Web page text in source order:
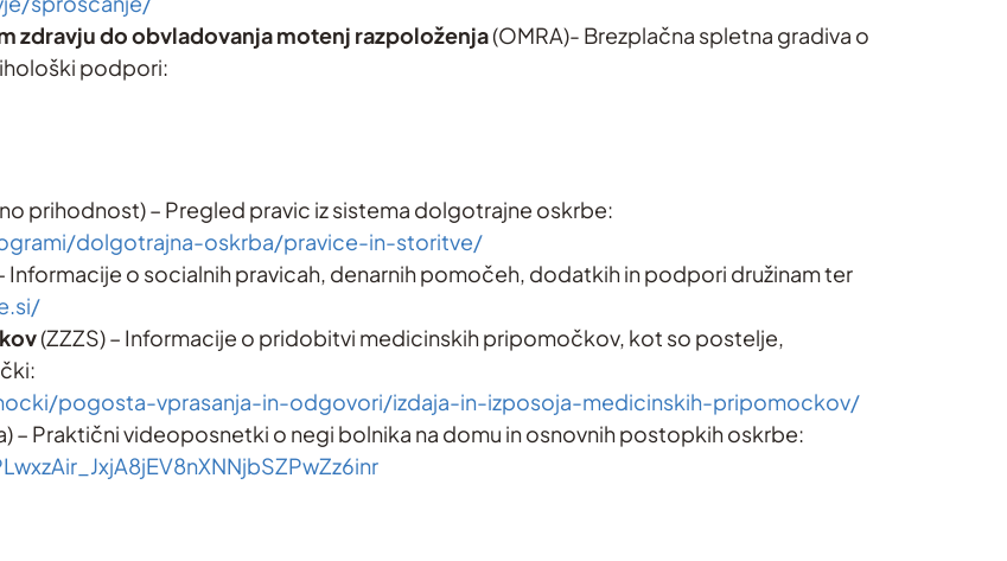
zdravju do obvladovanja motenj razpoloženja(OMRA)- Brezplačna spletna gradiva o
podpori:
prihodnost) – Pregled pravic iz sistema dolgotrajne oskrbe:
dolgotrajna-oskrba/pravice-in-storitve/
Informacije o socialnih pravicah, denarnih pomočeh, dodatkih in podpori družinam ter
(ZZZS) – Informacije o pridobitvi medicinskih pripomočkov, kot so postelje,
pogosta-vprasanja-in-odgovori/izdaja-in-izposoja-medicinskih-pripomockov/
– Praktični videoposnetki o negi bolnika na domu in osnovnih postopkih oskrbe: